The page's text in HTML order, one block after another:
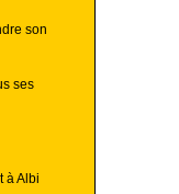
son
ses
à Albi